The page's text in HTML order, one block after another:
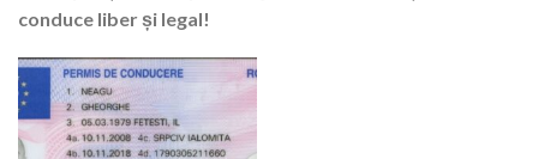
conduce liber și legal!